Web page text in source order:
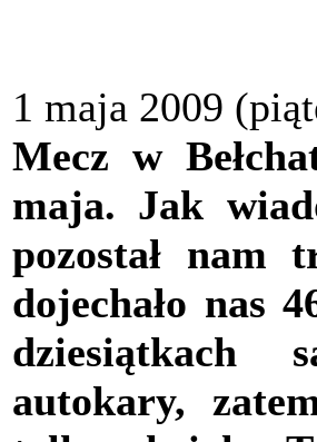
1 maja 2009
Mecz w
maja. Jak
pozostał nam
dojechało nas
dziesiątkach
autokary,